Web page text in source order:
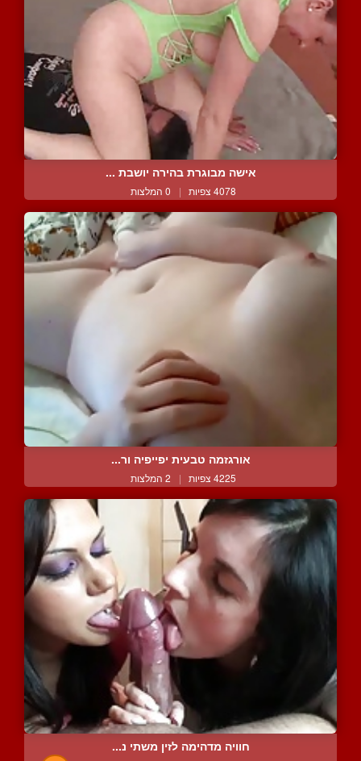
אישה מבוגרת בהירה יושבת ...
4078 צפיות | 0 המלצות
אורגזמה טבעית יפייפיה ור...
4225 צפיות | 2 המלצות
חוויה מדהימה לזין משתי נ...